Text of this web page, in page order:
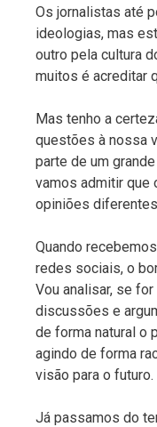
Os jornalistas até
ideologias, mas
outro pela cultura
muitos é acreditar
Mas tenho a
questões à nossa
parte de um
vamos admitir que
opiniões
Quando
redes sociais, o
Vou analisar, se
discussões e
de forma natural o
agindo de forma
visão para o futuro.
Já passamos do